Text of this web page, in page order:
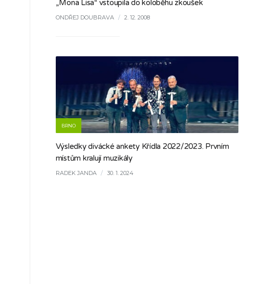
„Mona Lisa“ vstoupila do koloběhu zkoušek
ONDŘEJ DOUBRAVA / 2. 12. 2008
BRNO
Výsledky divácké ankety Křídla 2022/2023. Prvním
místům kralují muzikály
RADEK JANDA / 30. 1. 2024